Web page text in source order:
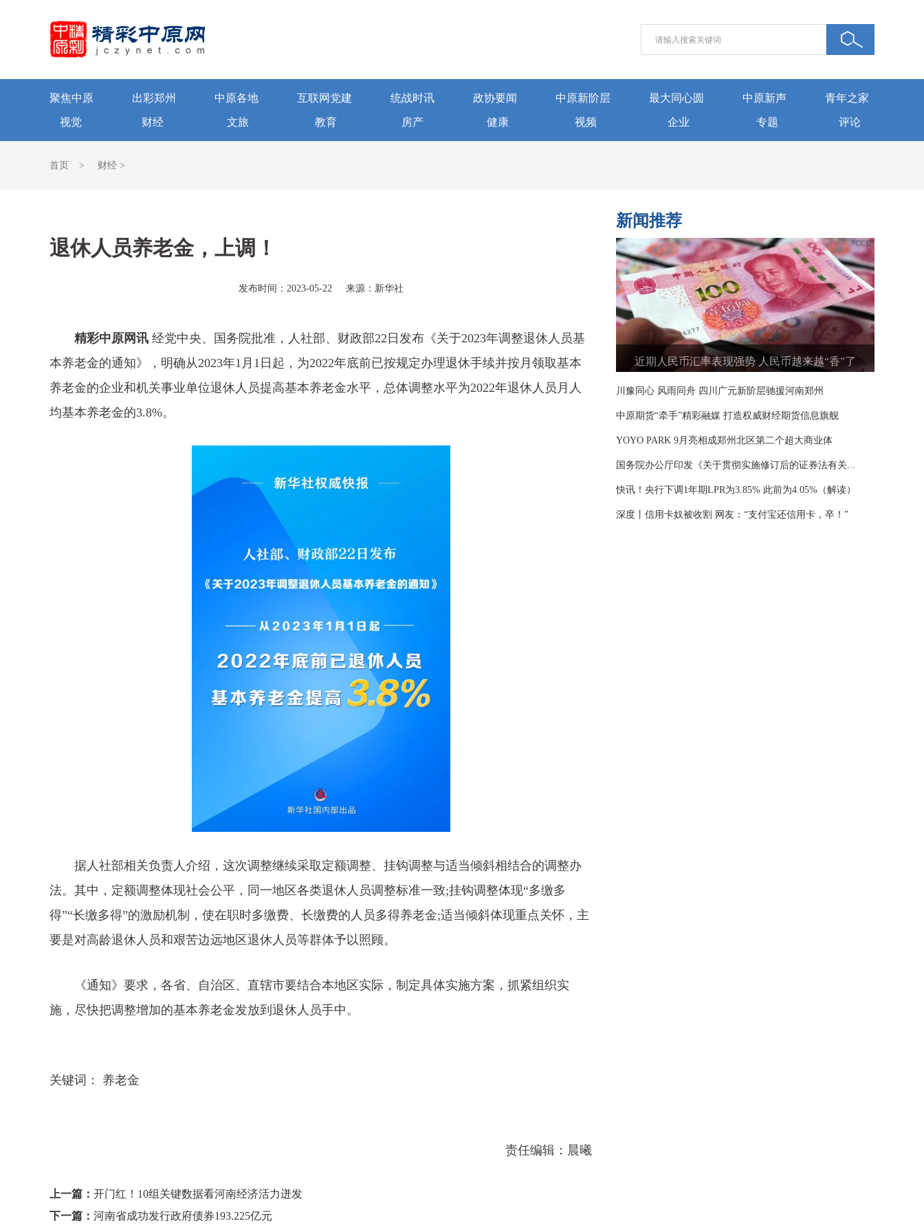
聚焦中原 出彩郑州 中原各地 互联网党建 统战时讯 政协要闻 中原新阶层 最大同心圆 中原新声 青年之家
视觉 财经 文旅 教育 房产 健康 视频 企业 专题 评论
首页 > 财经 >
退休人员养老金，上调！
发布时间：2023-05-22 来源：新华社
精彩中原网讯 经党中央、国务院批准，人社部、财政部22日发布《关于2023年调整退休人员基
本养老金的通知》，明确从2023年1月1日起，为2022年底前已按规定办理退休手续并按月领取基本
养老金的企业和机关事业单位退休人员提高基本养老金水平，总体调整水平为2022年退休人员月人
均基本养老金的3.8%。
据人社部相关负责人介绍，这次调整继续采取定额调整、挂钩调整与适当倾斜相结合的调整办
法。其中，定额调整体现社会公平，同一地区各类退休人员调整标准一致;挂钩调整体现“多缴多
得”“长缴多得”的激励机制，使在职时多缴费、长缴费的人员多得养老金;适当倾斜体现重点关怀，主
要是对高龄退休人员和艰苦边远地区退休人员等群体予以照顾。
《通知》要求，各省、自治区、直辖市要结合本地区实际，制定具体实施方案，抓紧组织实
施，尽快把调整增加的基本养老金发放到退休人员手中。
关键词： 养老金
责任编辑：晨曦
上一篇： 开门红！10组关键数据看河南经济活力迸发
下一篇： 河南省成功发行政府债券193.225亿元
新闻推荐
近期人民币汇率表现强势 人民币越来越“香”了
川豫同心 风雨同舟 四川广元新阶层驰援河南郑州
中原期货“牵手”精彩融媒 打造权威财经期货信息旗舰
YOYO PARK 9月亮相成郑州北区第二个超大商业体
国务院办公厅印发《关于贯彻实施修订后的证券法有关...
快讯！央行下调1年期LPR为3.85% 此前为4.05%（解读）
深度丨信用卡奴被收割 网友：“支付宝还信用卡，卒！”